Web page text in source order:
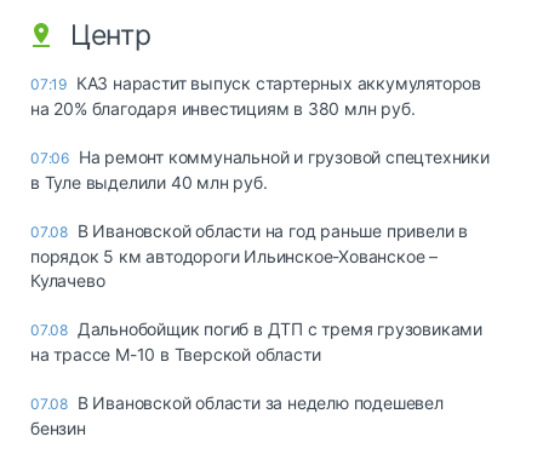
Центр
07:19 КАЗ нарастит выпуск стартерных аккумуляторов
на 20% благодаря инвестициям в 380 млн руб.
07:06 На ремонт коммунальной и грузовой спецтехники
в Туле выделили 40 млн руб.
07.08 В Ивановской области на год раньше привели в
порядок 5 км автодороги Ильинское-Хованское –
Кулачево
07.08 Дальнобойщик погиб в ДТП с тремя грузовиками
на трассе М-10 в Тверской области
07.08 В Ивановской области за неделю подешевел
бензин